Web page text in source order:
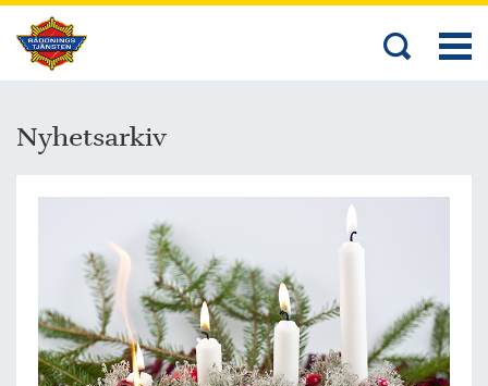
Nyhetsarkiv